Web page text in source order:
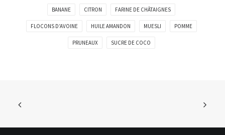
BANANE CITRON FARINE DE CHÂTAIGNES
FLOCONS D’AVOINE HUILE AMANDON MUESLI POMME
PRUNEAUX SUCRE DE COCO